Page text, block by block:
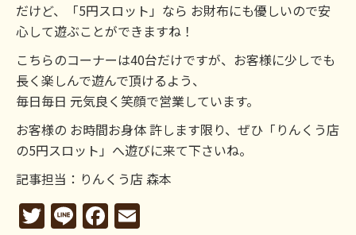
だけど、「5円スロット」なら お財布にも優しいので安
心して遊ぶことができますね！
こちらのコーナーは40台だけですが、お客様に少しでも
長く楽しんで遊んで頂けるよう、
毎日毎日 元気良く笑顔で営業しています。
お客様の お時間お身体 許します限り、ぜひ「りんくう店
の5円スロット」へ遊びに来て下さいね。
記事担当：りんくう店 森本
Twitter
LineFacebook